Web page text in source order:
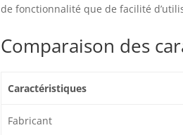
de fonctionnalité que de facilité
Comparaison des
Caractéristiques
Fabricant